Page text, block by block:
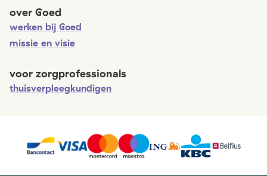
over Goed
werken bij Goed
missie en visie
voor zorgprofessionals
thuisverpleegkundigen